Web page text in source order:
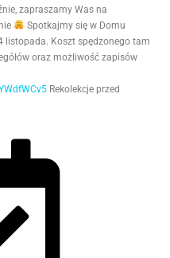
zapraszamy Was na
Spotkajmy się w Domu
listopada. Koszt spędzonego tam
oraz możliwość zapisów
Rekolekcje przed